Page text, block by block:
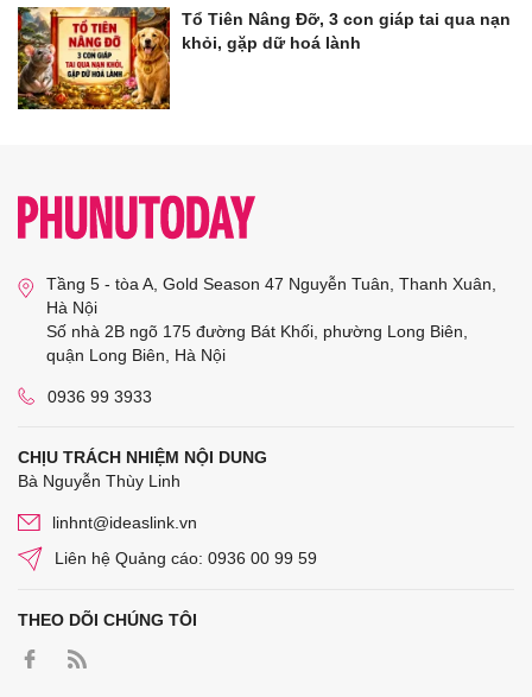
Tổ Tiên Nâng Đỡ, 3 con giáp tai qua nạn
khỏi, gặp dữ hoá lành
Tầng 5 - tòa A, Gold Season 47 Nguyễn Tuân, Thanh Xuân,
Hà Nội
Số nhà 2B ngõ 175 đường Bát Khối, phường Long Biên,
quận Long Biên, Hà Nội
0936 99 3933
CHỊU TRÁCH NHIỆM NỘI DUNG
Bà Nguyễn Thùy Linh
linhnt@ideaslink.vn
Liên hệ Quảng cáo: 0936 00 99 59
THEO DÕI CHÚNG TÔI